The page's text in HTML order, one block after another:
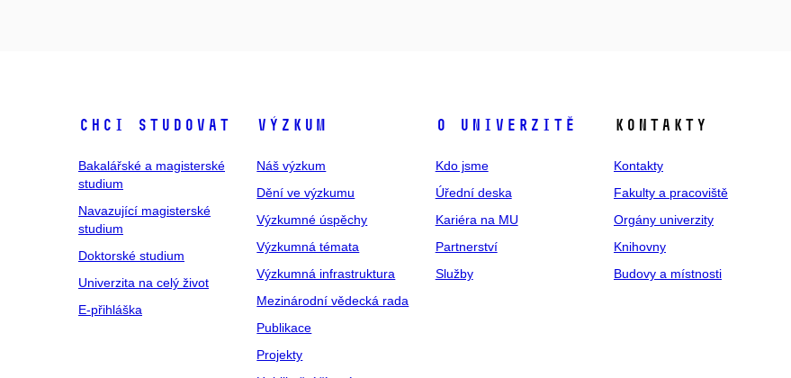
Chci studovat
Bakalářské a magisterské
studium
Navazující magisterské
studium
Doktorské studium
Univerzita na celý život
E-přihláška
Výzkum
Náš výzkum
Dění ve výzkumu
Výzkumné úspěchy
Výzkumná témata
Výzkumná infrastruktura
Mezinárodní vědecká rada
Publikace
Projekty
O univerzitě
Kdo jsme
Úřední deska
Kariéra na MU
Partnerství
Služby
Kontakty
Kontakty
Fakulty a pracoviště
Orgány univerzity
Knihovny
Budovy a místnosti